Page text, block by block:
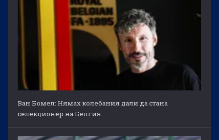
Ван Бомел: Нямах колебания дали да стана
селекционер на Белгия